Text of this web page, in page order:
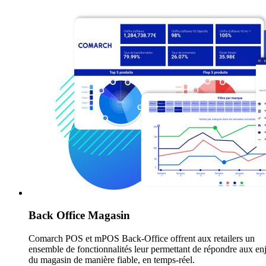
Back Office Magasin
Comarch POS et mPOS Back-Office offrent aux retailers un
ensemble de fonctionnalités leur permettant de répondre aux
du magasin de manière fiable, en temps-réel.